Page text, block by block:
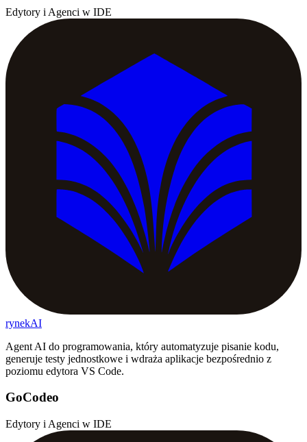
Edytory i Agenci w IDE
rynekAI
Agent AI do programowania, który automatyzuje pisanie kodu,
generuje testy jednostkowe i wdraża aplikacje bezpośrednio z
poziomu edytora VS Code.
GoCodeo
Edytory i Agenci w IDE